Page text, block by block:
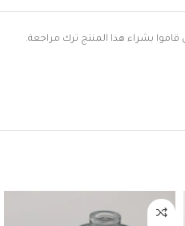
بشراء هذا المنتج ترك مراجعة.